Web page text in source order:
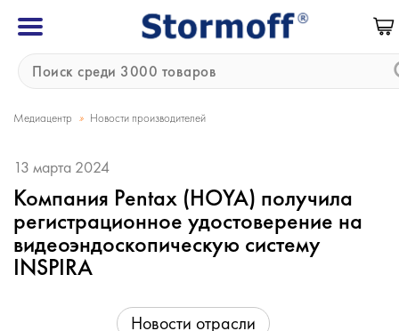
Медиацентр » Новости производителей
13 марта 2024
Компания Pentax (HOYA) получила
регистрационное удостоверение на
видеоэндоскопическую систему
INSPIRA
Новости отрасли